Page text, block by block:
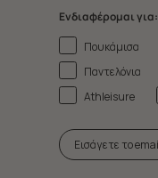
Ενδιαφέρομαι για:
Πουκάμισα
Παντελόνια
Athleisure